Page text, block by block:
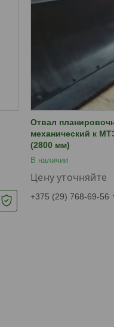
Отвал
механический к
(2800 мм)
В наличии
Цену уточняйте
+375 (29) 768-69-56